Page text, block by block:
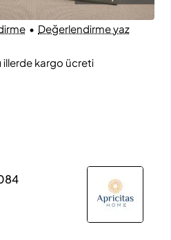
illerde kargo ücreti
• Değerlendirme yaz